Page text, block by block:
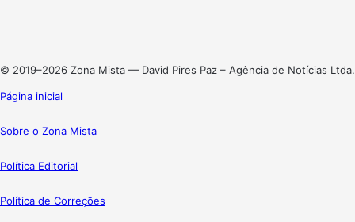
© 2019–2026 Zona Mista — David Pires Paz – Agência de Notícias Ltda.
Página inicial
Sobre o Zona Mista
Política Editorial
Política de Correções